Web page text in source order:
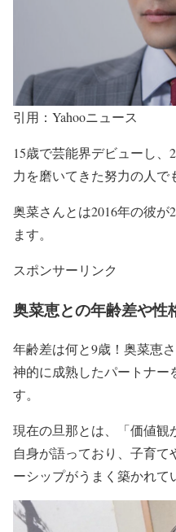
引用：Yahooニュース
15歳で芸能界デビューし、
力を磨いてきた努力の人 で
奥菜さんとは2016年の彼が
ます。
スポンサーリンク
奥菜恵との年齢差や性
年齢差は何と9歳 ！ 奥菜恵
神的に成熟したパートナー
す。
現在の旦那とは、 「価値
自身が語っており、 子育て
ーシップがうまく築かれて